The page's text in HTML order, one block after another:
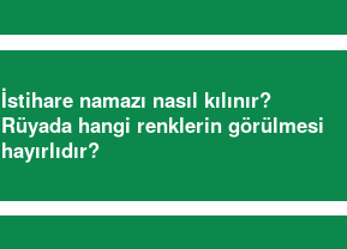
İstihare namazı nasıl kılınır?
Rüyada hangi renklerin görülmesi
hayırlıdır?